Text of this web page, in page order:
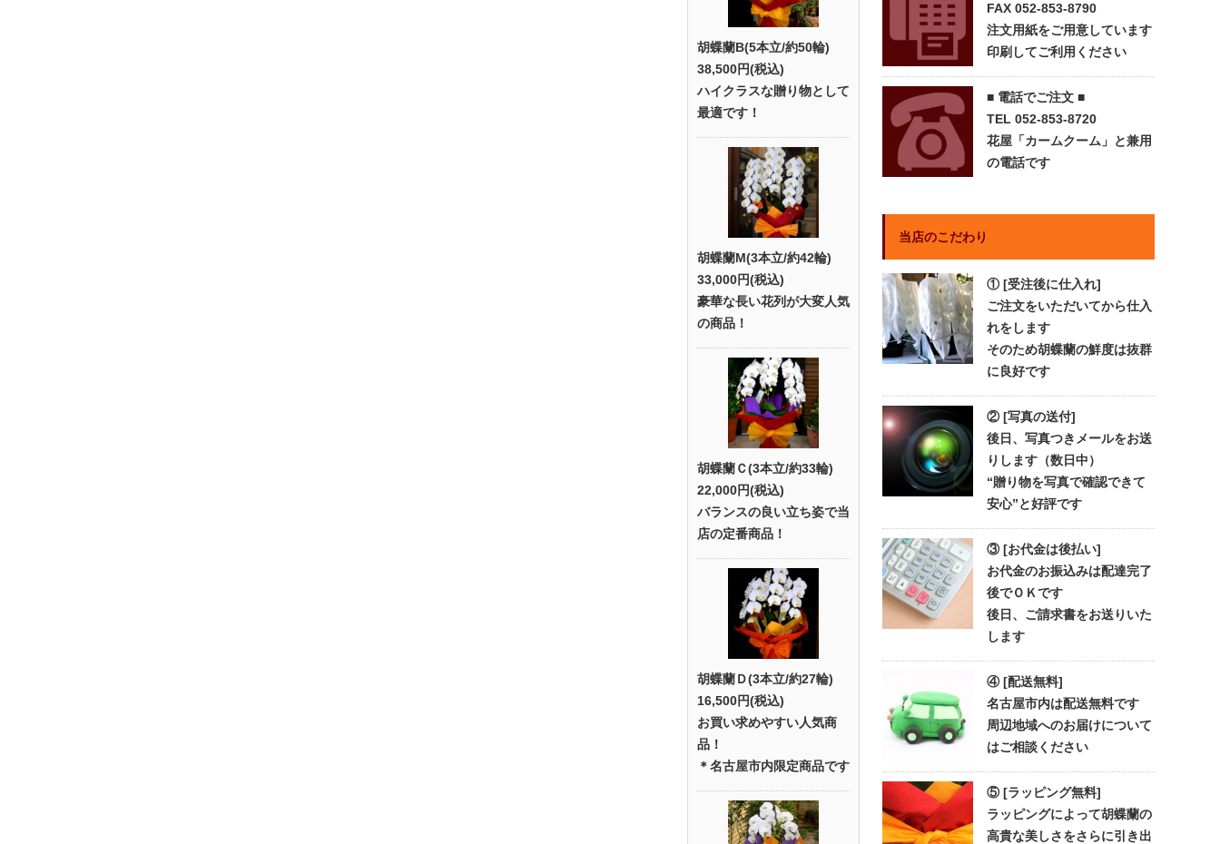
胡蝶蘭B(5本立/約50輪)
38,500円(税込)
ハイクラスな贈り物として
最適です！
胡蝶蘭M(3本立/約42輪)
33,000円(税込)
豪華な長い花列が大変人気
の商品！
胡蝶蘭Ｃ(3本立/約33輪)
22,000円(税込)
バランスの良い立ち姿で当
店の定番商品！
胡蝶蘭Ｄ(3本立/約27輪)
16,500円(税込)
お買い求めやすい人気商
品！
＊名古屋市内限定商品です
FAX 052-853-8790
注文用紙をご用意しています
印刷してご利用ください
■ 電話でご注文 ■
TEL 052-853-8720
花屋「カームクーム」と兼用
の電話です
当店のこだわり
① [受注後に仕入れ]
ご注文をいただいてから仕入
れをします
そのため胡蝶蘭の鮮度は抜群
に良好です
② [写真の送付]
後日、写真つきメールをお送
りします（数日中）
“贈り物を写真で確認できて
安心”と好評です
③ [お代金は後払い]
お代金のお振込みは配達完了
後でＯＫです
後日、ご請求書をお送りいた
します
④ [配送無料]
名古屋市内は配送無料です
周辺地域へのお届けについて
はご相談ください
⑤ [ラッピング無料]
ラッピングによって胡蝶蘭の
高貴な美しさをさらに引き出